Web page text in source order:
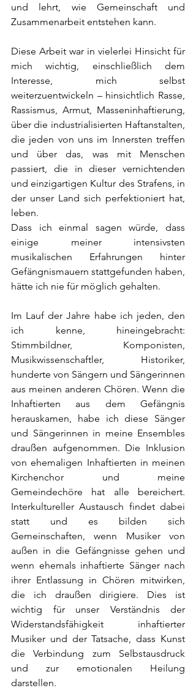
und lehrt, wie Gemeinschaft und
Zusammenarbeit entstehen kann.
Diese Arbeit war in vielerlei Hinsicht für
mich wichtig, einschließlich dem
Interesse, mich selbst
weiterzuentwickeln – hinsichtlich Rasse,
Rassismus, Armut, Masseninhaftierung,
über die industrialisierten Haftanstalten,
die jeden von uns im Innersten treffen
und über das, was mit Menschen
passiert, die in dieser vernichtenden
und einzigartigen Kultur des Strafens, in
der unser Land sich perfektioniert hat,
leben.
Dass ich einmal sagen würde, dass
einige meiner intensivsten
musikalischen Erfahrungen hinter
Gefängnismauern stattgefunden haben,
hätte ich nie für möglich gehalten.
Im Lauf der Jahre habe ich jeden, den
ich kenne, hineingebracht:
Stimmbildner, Komponisten,
Musikwissenschaftler, Historiker,
hunderte von Sängern und Sängerinnen
aus meinen anderen Chören. Wenn die
Inhaftierten aus dem Gefängnis
herauskamen, habe ich diese Sänger
und Sängerinnen in meine Ensembles
draußen aufgenommen. Die Inklusion
von ehemaligen Inhaftierten in meinen
Kirchenchor und meine
Gemeindechöre hat alle bereichert.
Interkultureller Austausch findet dabei
statt und es bilden sich
Gemeinschaften, wenn Musiker von
außen in die Gefängnisse gehen und
wenn ehemals inhaftierte Sänger nach
ihrer Entlassung in Chören mitwirken,
die ich draußen dirigiere. Dies ist
wichtig für unser Verständnis der
Widerstandsfähigkeit inhaftierter
Musiker und der Tatsache, dass Kunst
die Verbindung zum Selbstausdruck
und zur emotionalen Heilung
darstellen.